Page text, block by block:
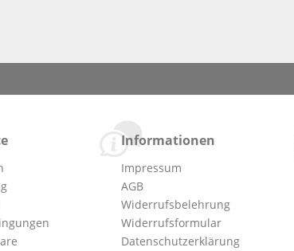
Informationen
Impressum
AGB
Widerrufsbelehrung
Widerrufsformular
Datenschutzerklärung